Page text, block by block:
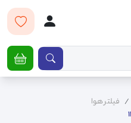
فیلتر هوا